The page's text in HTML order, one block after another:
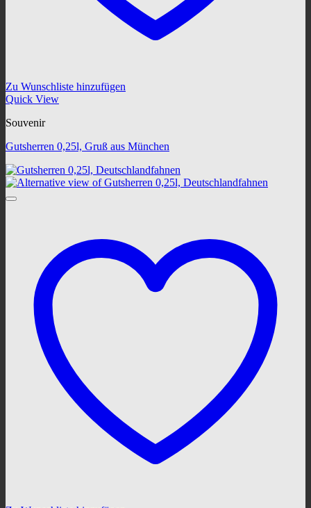
Zu Wunschliste hinzufügen
Quick View
Souvenir
Gutsherren 0,25l, Gruß aus München